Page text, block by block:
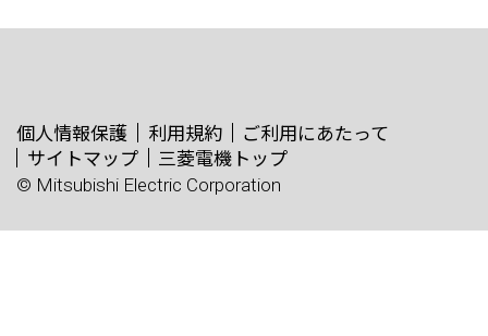
個人情報保護 利用規約
ご利用にあたって
サイトマップ
三菱電機トップ
© Mitsubishi Electric Corporation